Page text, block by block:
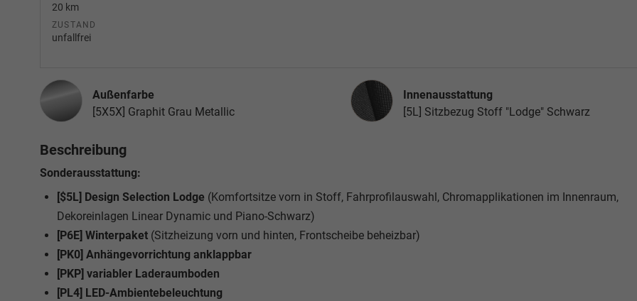
20 km
ZUSTAND
unfallfrei
Außenfarbe
[5X5X] Graphit Grau Metallic
Innenausstattung
Innenausstattung
[5L] Sitzbezug Stoff "Lodge" Schwarz
Beschreibung
Sonderausstattung:
[$5L] Design Selection Lodge (Komfortsitze vorn in Stoff, Fahrprofilauswahl, Chromapplikationen im Innenraum,
Dekoreinlagen Linear Dynamic und Piano-Schwarz)
[P6E] Winterpaket (Sitzheizung vorn und hinten, Frontscheibe beheizbar)
[PK0] Anhängevorrichtung anklappbar
[PKP] variabler Laderaumboden
[PL4] LED-Ambientebeleuchtung